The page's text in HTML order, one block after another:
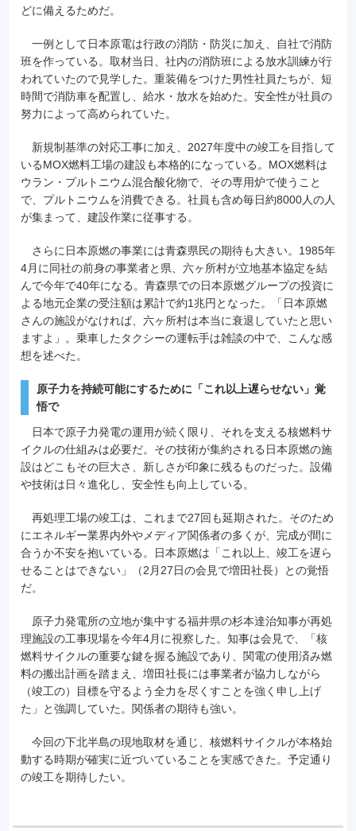
どに備えるためだ。
一例として日本原電は行政の消防・防災に加え、自社で消防
班を作っている。取材当日、社内の消防班による放水訓練が行
われていたので見学した。重装備をつけた男性社員たちが、短
時間で消防車を配置し、給水・放水を始めた。安全性が社員の
努力によって高められていた。
新規制基準の対応工事に加え、2027年度中の竣工を目指して
いるMOX燃料工場の建設も本格的になっている。MOX燃料は
ウラン・プルトニウム混合酸化物で、その専用炉で使うこと
で、プルトニウムを消費できる。社員も含め毎日約8000人の人
が集まって、建設作業に従事する。
さらに日本原燃の事業には青森県民の期待も大きい。1985年
4月に同社の前身の事業者と県、六ヶ所村が立地基本協定を結
んで今年で40年になる。青森県での日本原燃グループの投資に
よる地元企業の受注額は累計で約1兆円となった。「日本原燃
さんの施設がなければ、六ヶ所村は本当に衰退していたと思い
ますよ」。乗車したタクシーの運転手は雑談の中で、こんな感
想を述べた。
原子力を持続可能にするために「これ以上遅らせない」覚
悟で
日本で原子力発電の運用が続く限り、それを支える核燃料サ
イクルの仕組みは必要だ。その技術が集約される日本原燃の施
設はどこもその巨大さ、新しさが印象に残るものだった。設備
や技術は日々進化し、安全性も向上している。
再処理工場の竣工は、これまで27回も延期された。そのため
にエネルギー業界内外やメディア関係者の多くが、完成が間に
合うか不安を抱いている。日本原燃は「これ以上、竣工を遅ら
せることはできない」（2月27日の会見で増田社長）との覚悟
だ。
原子力発電所の立地が集中する福井県の杉本達治知事が再処
理施設の工事現場を今年4月に視察した。知事は会見で、「核
燃料サイクルの重要な鍵を握る施設であり、関電の使用済み燃
料の搬出計画を踏まえ、増田社長には事業者が協力しながら
（竣工の）目標を守るよう全力を尽くすことを強く申し上げ
た」と強調していた。関係者の期待も強い。
今回の下北半島の現地取材を通じ、核燃料サイクルが本格始
動する時期が確実に近づいていることを実感できた。予定通り
の竣工を期待したい。